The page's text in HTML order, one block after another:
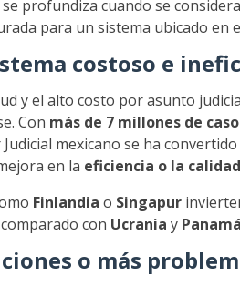
se profundiza cuando se
para un sistema ubicado en
costoso e
y el alto costo por asunto
Con más de 7 millones de
Judicial mexicano se ha
en la eficiencia o la calidad
Finlandia o Singapur
con Ucrania y Panamá
o más